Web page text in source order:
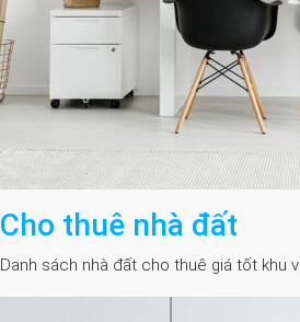
Cho thuê nhà đất
Danh sách nhà đất cho thuê giá tốt khu